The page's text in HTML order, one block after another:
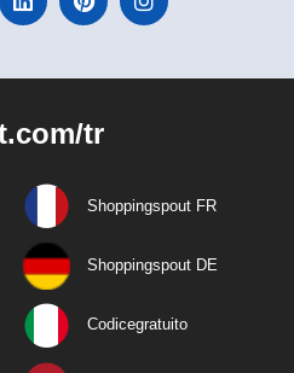
tr
Shoppingspout FR
Shoppingspout DE
Codicegratuito